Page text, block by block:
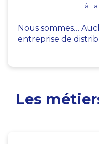
à
Nous sommes…
entreprise de
Les